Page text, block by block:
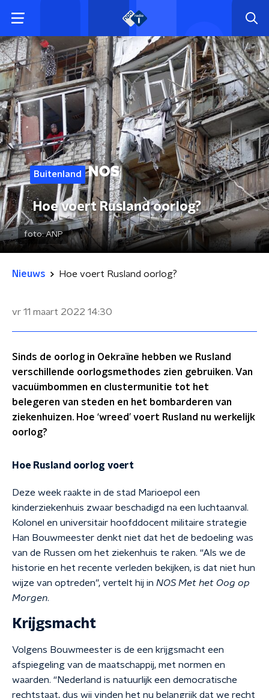
Buitenland
Hoe voert Rusland oorlog?
foto:ANP
Nieuws Hoe voert Rusland oorlog?
vr 11 maart 2022 14:30
Sinds de oorlog in Oekraïne hebben we Rusland
verschillende oorlogsmethodes zien gebruiken. Van
vacuümbommen en clustermunitie tot het
belegeren van steden en het bombarderen van
ziekenhuizen. Hoe ‘wreed’ voert Rusland nu werkelijk
oorlog?
Hoe Rusland oorlog voert
Deze week raakte in de stad Marioepol een
kinderziekenhuis zwaar beschadigd na een luchtaanval.
Kolonel en universitair hoofddocent militaire strategie
Han Bouwmeester denkt niet dat het de bedoeling was
van de Russen om het ziekenhuis te raken. “Als we de
historie en het recente verleden bekijken, is dat niet hun
wijze van optreden”, vertelt hij in NOS Met het Oog op
Morgen.
Krijgsmacht
Volgens Bouwmeester is de een krijgsmacht een
afspiegeling van de maatschappij, met normen en
waarden. “Nederland is natuurlijk een democratische
rechtstaat, dus wij vinden het nu belangrijk dat we recht